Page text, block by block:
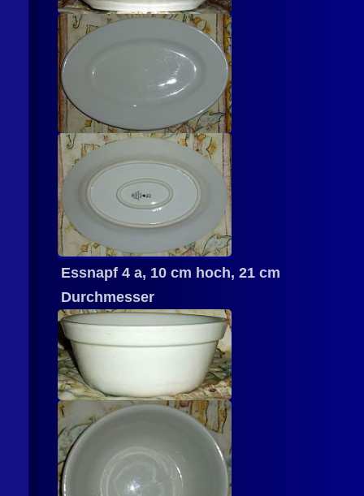
Essnapf 4 a, 10 cm hoch, 21 cm
Durchmesser